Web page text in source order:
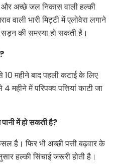
और अच्छे जल निकास वाली हल्की
वाली भारी मिट्टी में एलोवेरा लगाने
की समस्या हो सकती है।
10 महीने बाद पहली कटाई के लिए
महीने में परिपक्व पत्तियां काटी जा
में हो सकती है?
है। फिर भी अच्छी पत्ती बढ़वार के
हल्की सिंचाई जरूरी होती है।